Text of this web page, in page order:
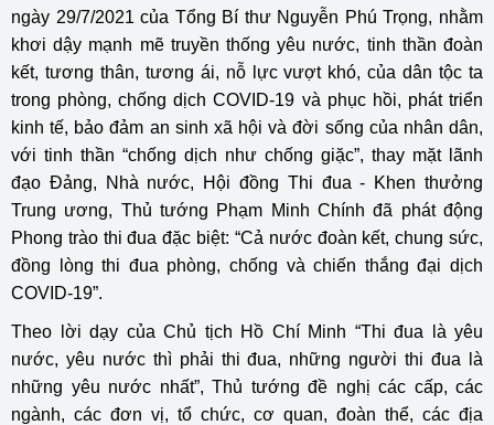
ngày 29/7/2021 của Tổng Bí thư Nguyễn Phú Trọng, nhằm
khơi dậy mạnh mẽ truyền thống yêu nước, tinh thần đoàn
kết, tương thân, tương ái, nỗ lực vượt khó, của dân tộc ta
trong phòng, chống dịch COVID-19 và phục hồi, phát triển
kinh tế, bảo đảm an sinh xã hội và đời sống của nhân dân,
với tinh thần “chống dịch như chống giặc”, thay mặt lãnh
đạo Đảng, Nhà nước, Hội đồng Thi đua - Khen thưởng
Trung ương, Thủ tướng Phạm Minh Chính đã phát động
Phong trào thi đua đặc biệt: “Cả nước đoàn kết, chung sức,
đồng lòng thi đua phòng, chống và chiến thắng đại dịch
COVID-19”.
Theo lời dạy của Chủ tịch Hồ Chí Minh “Thi đua là yêu
nước, yêu nước thì phải thi đua, những người thi đua là
những yêu nước nhất”, Thủ tướng đề nghị các cấp, các
ngành, các đơn vị, tổ chức, cơ quan, đoàn thể, các địa